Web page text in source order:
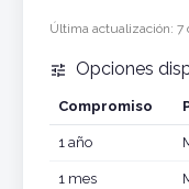
Última actualización: 7
 Opciones
Compromiso
1 año
1 mes